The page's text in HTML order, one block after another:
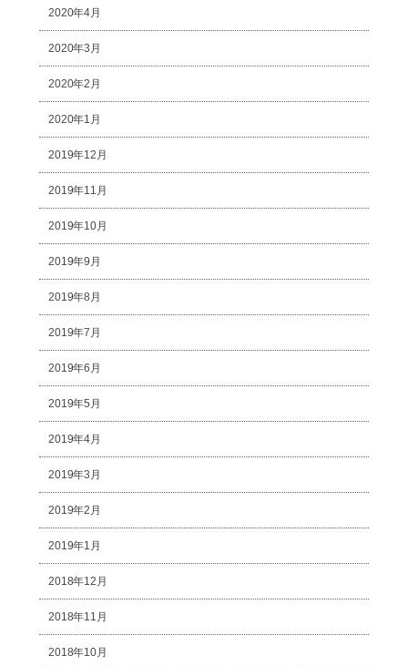
2020年4月
2020年3月
2020年2月
2020年1月
2019年12月
2019年11月
2019年10月
2019年9月
2019年8月
2019年7月
2019年6月
2019年5月
2019年4月
2019年3月
2019年2月
2019年1月
2018年12月
2018年11月
2018年10月